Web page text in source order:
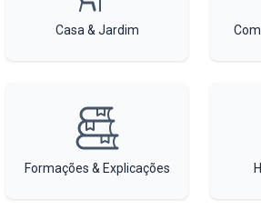
Casa & Jardim
Formações & Explicações